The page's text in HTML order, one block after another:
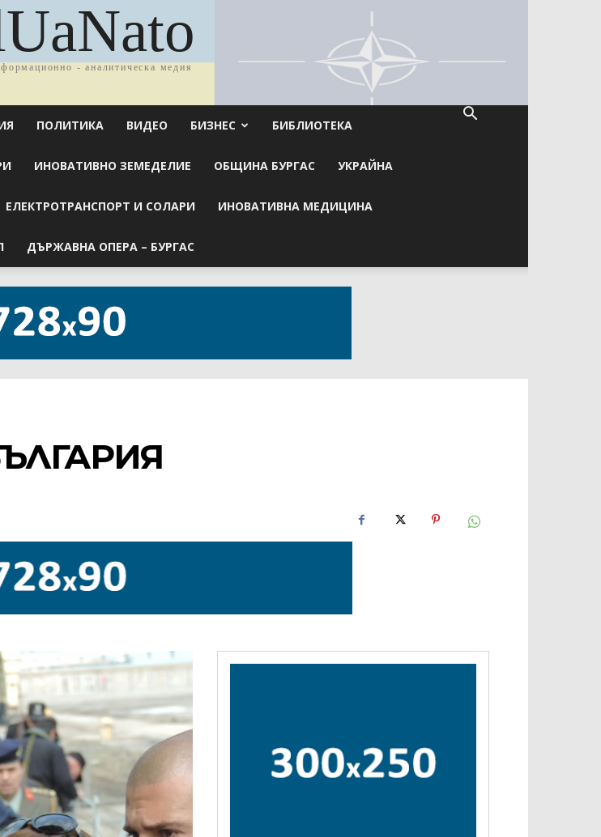
- аналитическа медия
ПОЛИТИКА ВИДЕО БИЗНЕС БИБЛИОТЕКА
ИНОВАТИВНО ЗЕМЕДЕЛИЕ ОБЩИНА БУРГАС УКРАЙНА
ЕЛЕКТРОТРАНСПОРТ И СОЛАРИ ИНОВАТИВНА МЕДИЦИНА
ДЪРЖАВНА ОПЕРА – БУРГАС